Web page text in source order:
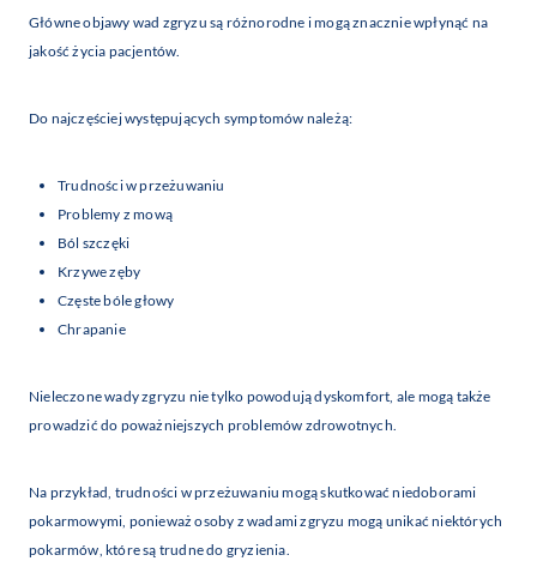
Główne objawy wad zgryzu są różnorodne i mogą znacznie wpłynąć na
jakość życia pacjentów.
Do najczęściej występujących symptomów należą:
Trudności w przeżuwaniu
Problemy z mową
Ból szczęki
Krzywe zęby
Częste bóle głowy
Chrapanie
Nieleczone wady zgryzu nie tylko powodują dyskomfort, ale mogą także
prowadzić do poważniejszych problemów zdrowotnych.
Na przykład, trudności w przeżuwaniu mogą skutkować niedoborami
pokarmowymi, ponieważ osoby z wadami zgryzu mogą unikać niektórych
pokarmów, które są trudne do gryzienia.